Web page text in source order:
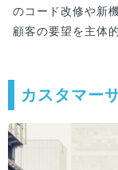
のコード改修や新
顧客の要望を主体
カスタマー